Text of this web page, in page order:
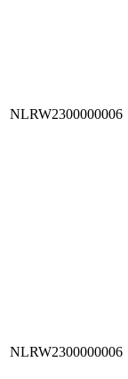
NLRW2300000006
NLRW2300000006